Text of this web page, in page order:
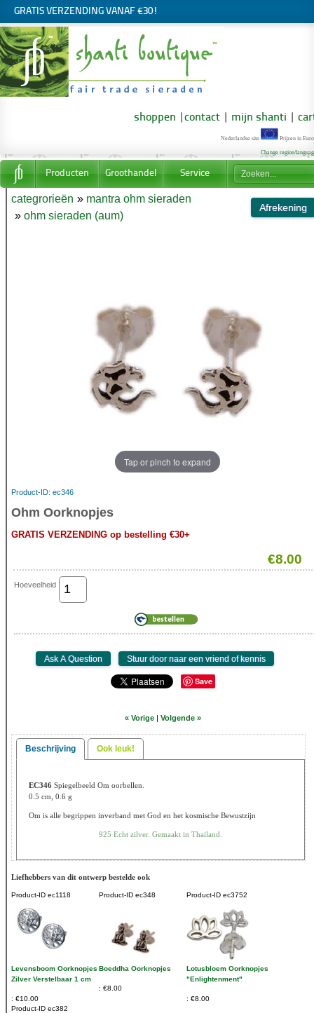
GRATIS VERZENDING VANAF €30!
shoppen contact mijn shanti
Nederlandse site Prijzen in
Change region/
Producten Groothandel Service
categrorieën » mantra ohm sieraden
» ohm sieraden (aum)
Tap or pinch to expand
Product-ID ec346
Ohm Oorknopjes
GRATIS VERZENDING op bestelling €30+
€8.00
Hoeveelheid
Save
« Vorige | Volgende »
Beschrijving Ook leuk!
EC346 Spiegelbeeld Om oorbellen.
0.5 cm, 0.6 g
Om is alle begrippen inverband met God en het kosmische Bewustzijn
925 Echt zilver. Gemaakt in Thailand.
Liefhebbers van dit ontwerp bestelde ook
Product-ID ec1118
Levensboom Oorknopjes
Zilver Verstelbaar 1 cm
€10.00
Product-ID ec348
Boeddha Oorknopjes
€8.00
Product-ID ec3752
Lotusbloem Oorknopjes
"Enlightenment"
€8.00
Product-ID ec382